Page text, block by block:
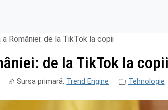
României: de la TikTok la copii
de la TikTok la copii
Sursa primară: Trend Engine Tehnologie